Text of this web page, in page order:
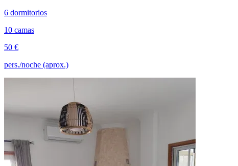
6 dormitorios
10 camas
50 €
pers./noche (aprox.)